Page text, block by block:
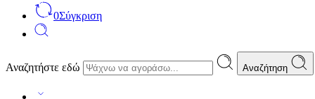
0Σύγκριση
Αναζητήστε εδώ Αναζήτηση